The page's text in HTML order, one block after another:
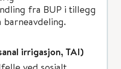
fra BUP i tillegg
irrigasjon, TAI)